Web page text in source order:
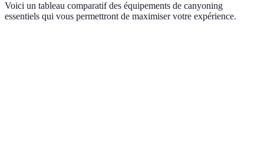
Voici un tableau comparatif des équipements de canyoning
essentiels qui vous permettront de maximiser votre expérience.